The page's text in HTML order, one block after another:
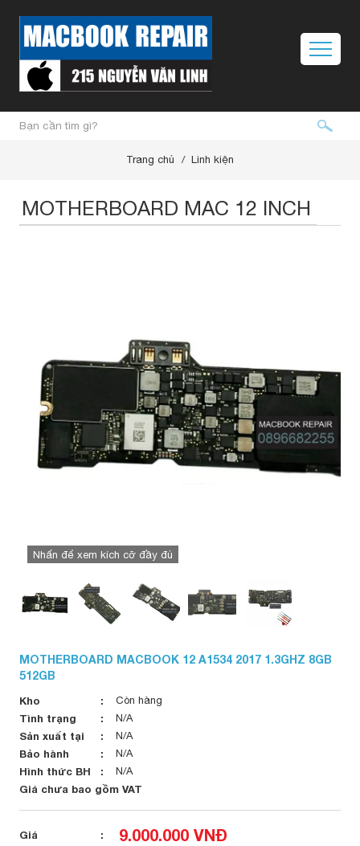
Trang chủ Linh kiện
MOTHERBOARD MAC 12 INCH
Nhấn để xem kích cỡ đầy đủ
MOTHERBOARD MACBOOK 12 A1534 2017 1.3GHZ 8GB
512GB
Kho Còn hàng
Tình trạng N/A
Sản xuất tại N/A
Bảo hành N/A
Hình thức BH N/A
Giá chưa bao gồm VAT
Giá 9.000.000 VNĐ